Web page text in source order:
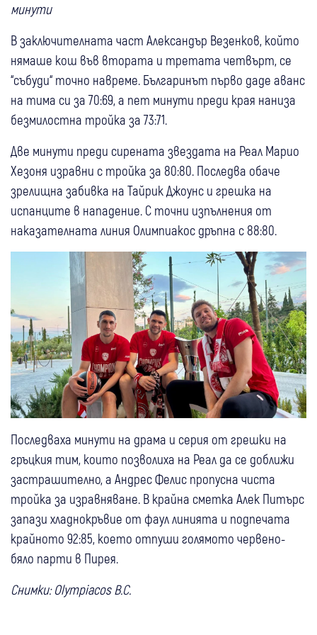
минути
В заключителната част Александър Везенков, който
нямаше кош във втората и третата четвърт, се
“събуди“ точно навреме. Българинът първо даде аванс
на тима си за 70:69, а пет минути преди края наниза
безмилостна тройка за 73:71.
Две минути преди сирената звездата на Реал Марио
Хезоня изравни с тройка за 80:80. Последва обаче
зрелищна забивка на Тайрик Джоунс и грешка на
испанците в нападение. С точни изпълнения от
наказателната линия Олимпиакос дръпна с 88:80.
Последваха минути на драма и серия от грешки на
гръцкия тим, които позволиха на Реал да се доближи
застрашително, а Андрес Фелис пропусна чиста
тройка за изравняване. В крайна сметка Алек Питърс
запази хладнокръвие от фаул линията и подпечата
крайното 92:85, което отпуши голямото червено-
бяло парти в Пирея.
Снимки: Olympiacos B.C.